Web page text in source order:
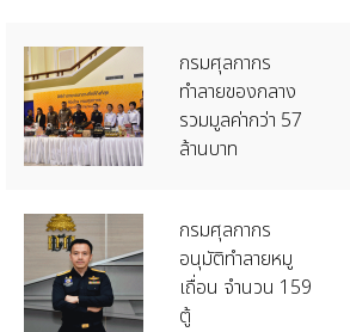
กรมศุลกากร
ทำลายของกลาง
รวมมูลค่ากว่า 57
ล้านบาท
กรมศุลกากร
อนุมัติทำลายหมู
เถื่อน จำนวน 159
ตู้